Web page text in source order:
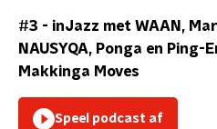
#3 - inJazz met WAAN,
NAUSYQA, Ponga en Ping-
Makkinga Moves
Speel podcast af